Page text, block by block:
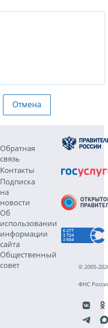
Отмена
Обратная
связь
Контакты
Подписка
на
новости
Об
использовании
информации
сайта
Общественный
совет
© 2005-
ФНС